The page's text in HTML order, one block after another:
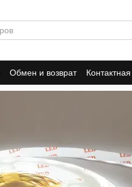
Обмен и возврат